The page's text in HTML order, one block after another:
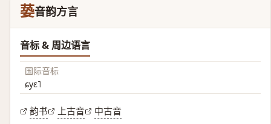
蒆音韵方言
音标 & 周边语言
国际音标
ɕyɛ˥
韵书 上古音 中古音